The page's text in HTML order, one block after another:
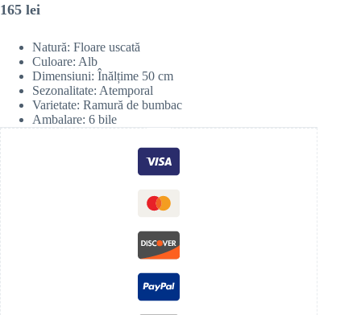
165 lei
Natură: Floare uscată
Culoare: Alb
Dimensiuni: Înălțime 50 cm
Sezonalitate: Atemporal
Varietate: Ramură de bumbac
Ambalare: 6 bile